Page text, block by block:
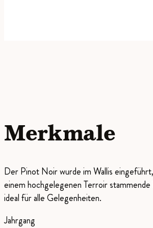
Merkmale
Der Pinot Noir wurde im Wallis
einem hochgelegenen Terroir
ideal für alle Gelegenheiten.
Jahrgang